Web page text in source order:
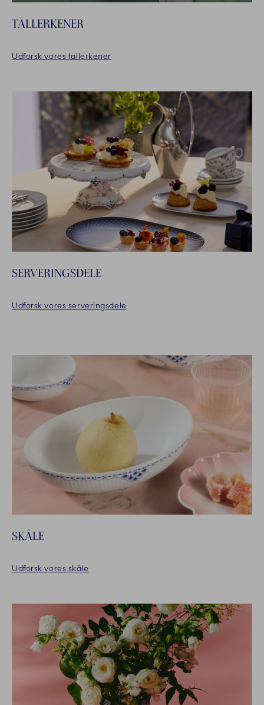
TALLERKENER
Udforsk vores tallerkener
SERVERINGSDELE
Udforsk vores serveringsdele
SKÅLE
Udforsk vores skåle